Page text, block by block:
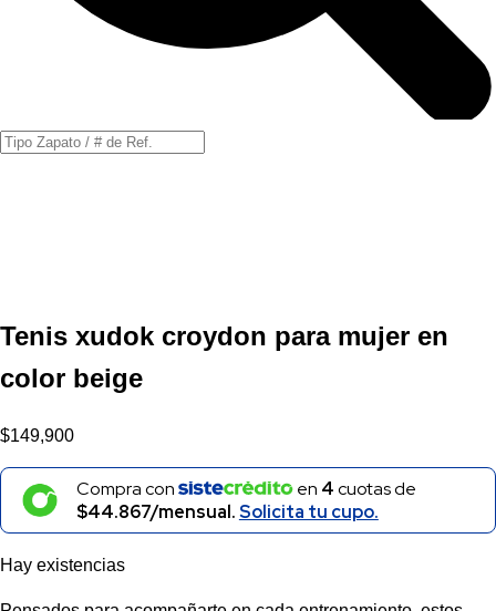
Búsqueda
Tenis xudok croydon para mujer en
color beige
$149,900
Compra con en 4cuotas de
$44.867/mensual.Solicita tu cupo.
Hay existencias